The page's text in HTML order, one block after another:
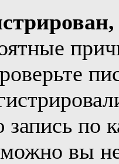
по
вы